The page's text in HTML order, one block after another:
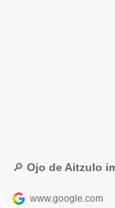
🔎 Ojo de Aitzulo
www.google.com